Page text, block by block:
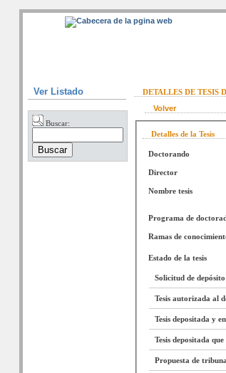
Ver Listado
Buscar:
DETALLES DE TESIS
Volver
Detalles de la Tesis
Doctorando
Director
Nombre tesis
Programa de
Ramas de
Estado de la tesis
Solicitud de
Tesis autorizada al
Tesis depositada y
Tesis depositada
Propuesta de